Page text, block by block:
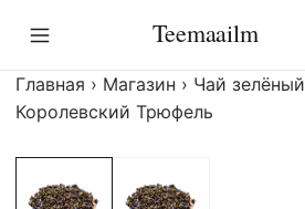
содержимому
Teemaailm
Главная › Магазин › Чай зелёный
Королевский Трюфель